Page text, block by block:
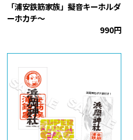
「浦安鉄筋家族」擬音キーホルダ
ーホカチ〜
990円